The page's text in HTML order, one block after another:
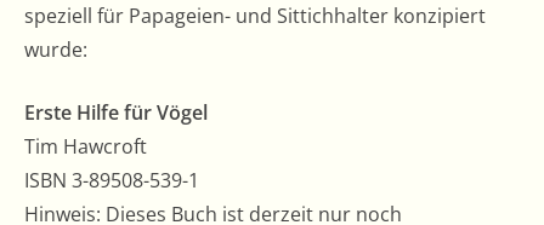
speziell für Papageien- und Sittichhalter konzipiert
wurde:
Erste Hilfe für Vögel
Tim Hawcroft
ISBN 3-89508-539-1
Hinweis: Dieses Buch ist derzeit nur noch